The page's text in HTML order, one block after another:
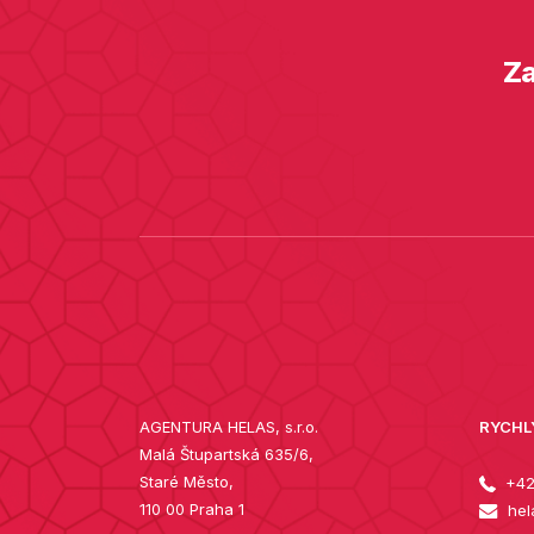
AGENTURA HELAS, s.r.o.
Malá Štupartská 635/6,
Staré Město,
110 00 Praha 1